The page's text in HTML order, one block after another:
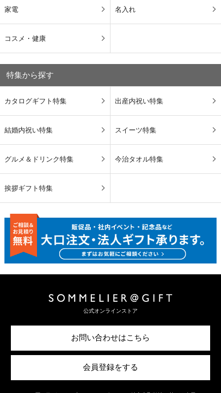
家電 名入れ
コスメ・健康
特集から探す
カタログギフト特集 出産内祝い特集
結婚内祝い特集 スイーツ特集
グルメ＆ドリンク特集 今治タオル特集
挨拶ギフト特集
公式オンラインストア
お問い合わせはこちら
会員登録をする